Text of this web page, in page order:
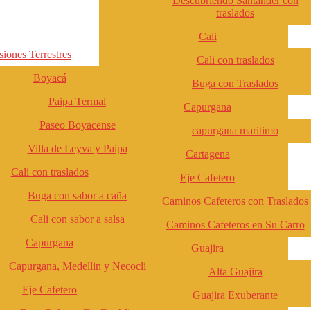
Terrestres
Boyacá
Paipa Termal
Paseo Boyacense
Villa de Leyva y Paipa
Cali con traslados
Buga con sabor a caña
Cali con sabor a salsa
Capurgana
Capurgana, Medellin y Necocli
Eje Cafetero
traslados
Cali
Cali con traslados
Buga con Traslados
Capurgana
capurgana maritimo
Cartagena
Eje Cafetero
Caminos Cafeteros con Traslados
Caminos Cafeteros en Su Carro
Guajira
Alta Guajira
Guajira Exuberante